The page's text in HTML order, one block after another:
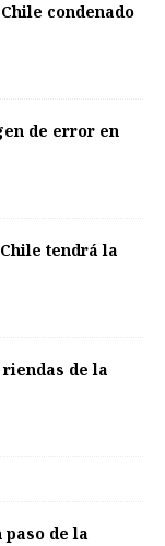
condenado
de error en
tendrá la
de la
paso de la